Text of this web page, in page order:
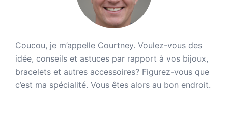
Coucou, je m’appelle Courtney. Voulez-vous des
idée, conseils et astuces par rapport à vos bijoux,
bracelets et autres accessoires? Figurez-vous que
c’est ma spécialité. Vous êtes alors au bon endroit.